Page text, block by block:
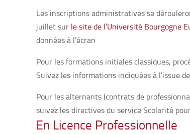
Les inscriptions administratives se
juillet sur le site de l’Université Bourgogne
données à l’écran
Pour les formations initiales classiques,
Suivez les informations indiquées à l’issue
Pour les alternants (contrats de
suivez les directives du service Scolarité
En Licence Professionnelle